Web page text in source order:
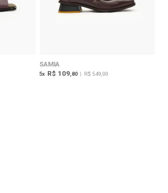
SAMIA
5x R$ 109,80 | R$ 549,00